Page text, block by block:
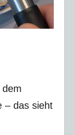
– das sieht